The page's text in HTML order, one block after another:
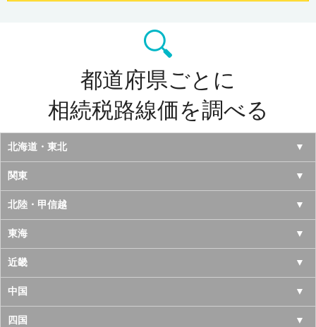
都道府県ごとに
相続税路線価を調べる
北海道・東北
北海道
青森県
岩手県
宮城県
秋田県
山形県
関東
東京都
神奈川県
千葉県
埼玉県
茨城県
北陸・甲信越
山梨県
長野県
新潟県
富山県
東海
愛知県
岐阜県
三重県
近畿
大阪府
京都府
中国
鳥取県
四国